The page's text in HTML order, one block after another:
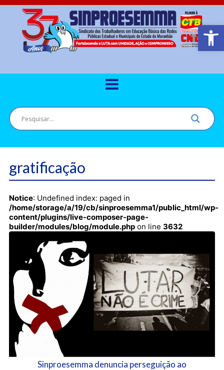
Barra de
gratificação
Notice: Undefined index: paged in
/home/storage/a/19/cb/sinproesemma1/public_html/wp-
content/plugins/live-composer-page-
builder/modules/blog/module.phpon line 3632
Sinproesemma denuncia perseguição ao